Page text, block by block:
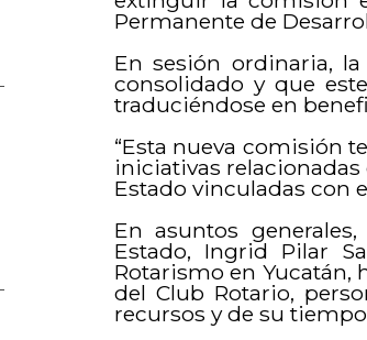
Permanente de
En sesión ordinaria,
consolidado y que
traduciéndose en
“Esta nueva comisión
iniciativas
Estado vinculadas con
En asuntos
Estado, Ingrid Pilar
Rotarismo en Yucatán,
del Club Rotario,
recursos y de su